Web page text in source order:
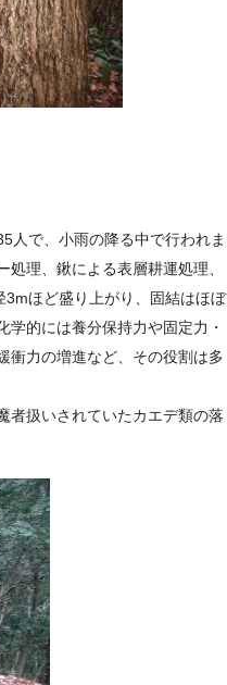
人で、小雨の降る中で行われま
理、鍬による表層耕運処理、
ほど盛り上がり、固結はほぼ
的には養分保持力や固定力・
衝力の増進など、その役割は多
者扱いされていたカエデ類の落